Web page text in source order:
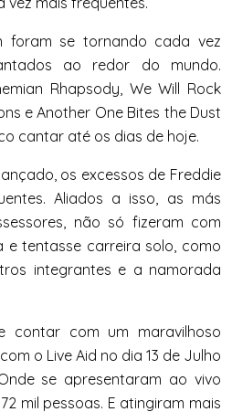
foram se tornando cada vez
ao redor do mundo.
Rhapsody, We Will Rock
e Another One Bites the Dust
cantar até os dias de hoje.
os excessos de Freddie
Aliados a isso, as más
não só fizeram com
e tentasse carreira solo, como
integrantes e a namorada
contar com um maravilhoso
o Live Aid no dia 13 de Julho
se apresentaram ao vivo
mil pessoas. E atingiram mais